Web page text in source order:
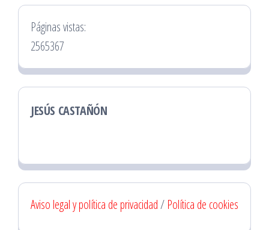
Páginas vistas:
2565367
JESÚS CASTAÑÓN
Aviso legal y política de privacidad/ Política de cookies